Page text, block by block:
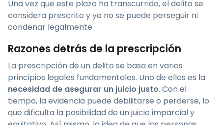
Una vez que este plazo ha transcurrido, el delito se
considera prescrito y ya no se puede perseguir ni
condenar legalmente.
Razones detrás de la prescripción
La prescripción de un delito se basa en varios
principios legales fundamentales. Uno de ellos es la
necesidad de asegurar un juicio justo. Con el
tiempo, la evidencia puede debilitarse o perderse, lo
que dificulta la posibilidad de un juicio imparcial y